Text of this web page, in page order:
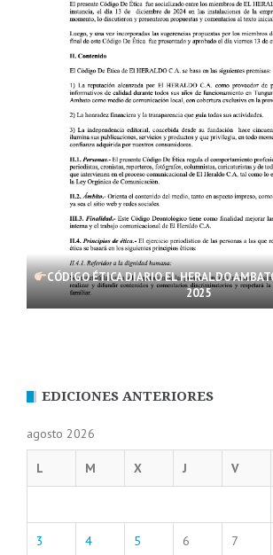
CÓDIGO ÉTICA DIARIO EL HERALDO
2025
EDICIONES ANTERIORES
agosto 2026
L M X J V
3 4 5 6 7